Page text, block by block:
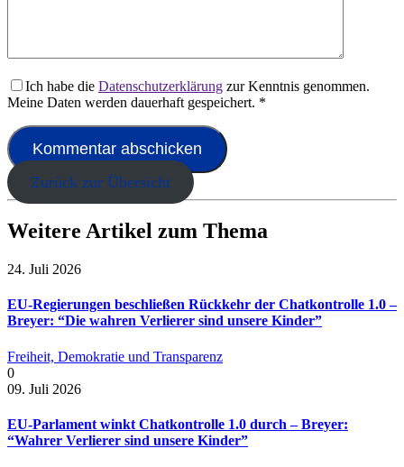
Ich habe die Datenschutzerklärung zur Kenntnis genommen.
Meine Daten werden dauerhaft gespeichert. *
Zurück zur Übersicht
Weitere Artikel zum Thema
24. Juli 2026
EU-Regierungen beschließen Rückkehr der Chatkontrolle 1.0 –
Breyer: “Die wahren Verlierer sind unsere Kinder”
Freiheit, Demokratie und Transparenz
0
09. Juli 2026
EU-Parlament winkt Chatkontrolle 1.0 durch – Breyer:
“Wahrer Verlierer sind unsere Kinder”